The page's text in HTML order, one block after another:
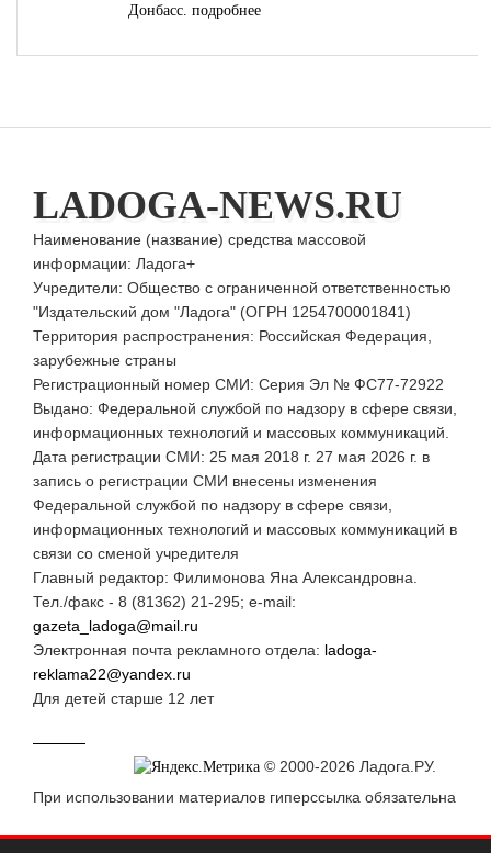
Донбасс. подробнее
LADOGA-NEWS.RU
Наименование (название) средства массовой
информации: Ладога+
Учредители: Общество с ограниченной ответственностью
"Издательский дом "Ладога" (ОГРН 1254700001841)
Территория распространения: Российская Федерация,
зарубежные страны
Регистрационный номер СМИ: Серия Эл № ФС77-72922
Выдано: Федеральной службой по надзору в сфере связи,
информационных технологий и массовых коммуникаций.
Дата регистрации СМИ: 25 мая 2018 г. 27 мая 2026 г. в
запись о регистрации СМИ внесены изменения
Федеральной службой по надзору в сфере связи,
информационных технологий и массовых коммуникаций в
связи со сменой учредителя
Главный редактор: Филимонова Яна Александровна.
Тел./факс - 8 (81362) 21-295; e-mail:
gazeta_ladoga@mail.ru
Электронная почта рекламного отдела: ladoga-
reklama22@yandex.ru
Для детей старше 12 лет
© 2000-2026 Ладога.РУ.
При использовании материалов гиперссылка обязательна